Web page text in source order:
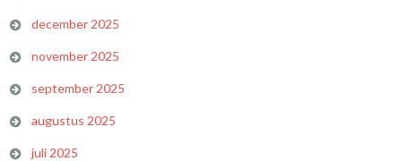
december 2025
november 2025
september 2025
augustus 2025
juli 2025